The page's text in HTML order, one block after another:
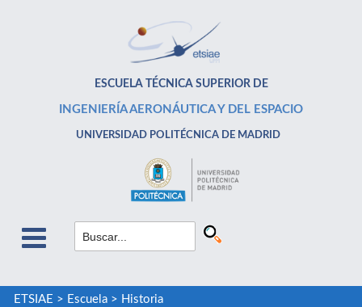
ESCUELA TÉCNICA SUPERIOR DE
INGENIERÍA AERONÁUTICA Y DEL ESPACIO
UNIVERSIDAD POLITÉCNICA DE MADRID
ETSIAE > Escuela> Historia